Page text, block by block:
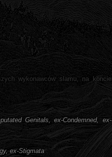
wykonawców slamu, na koncie
Genitals, ex-Condemned, ex-
ex-Stigmata